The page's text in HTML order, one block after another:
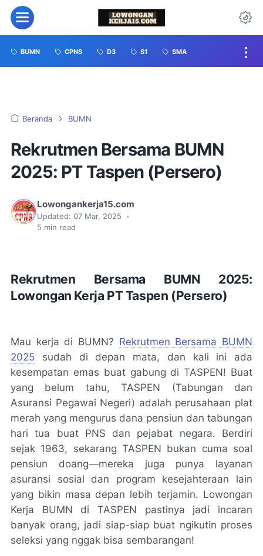
BUMN CPNS D3 S1 SMA
Beranda BUMN
Rekrutmen Bersama BUMN
2025: PT Taspen (Persero)
Lowongankerja15.com
Updated: 07 Mar, 2025
•
5 min read
Rekrutmen Bersama BUMN 2025:
Lowongan Kerja PT Taspen (Persero)
Mau kerja di BUMN? Rekrutmen Bersama BUMN
2025 sudah di depan mata, dan kali ini ada
kesempatan emas buat gabung di TASPEN! Buat
yang belum tahu, TASPEN (Tabungan dan
Asuransi Pegawai Negeri) adalah perusahaan plat
merah yang mengurus dana pensiun dan tabungan
hari tua buat PNS dan pejabat negara. Berdiri
sejak 1963, sekarang TASPEN bukan cuma soal
pensiun doang—mereka juga punya layanan
asuransi sosial dan program kesejahteraan lain
yang bikin masa depan lebih terjamin. Lowongan
Kerja BUMN di TASPEN pastinya jadi incaran
banyak orang, jadi siap-siap buat ngikutin proses
seleksi yang nggak bisa sembarangan!